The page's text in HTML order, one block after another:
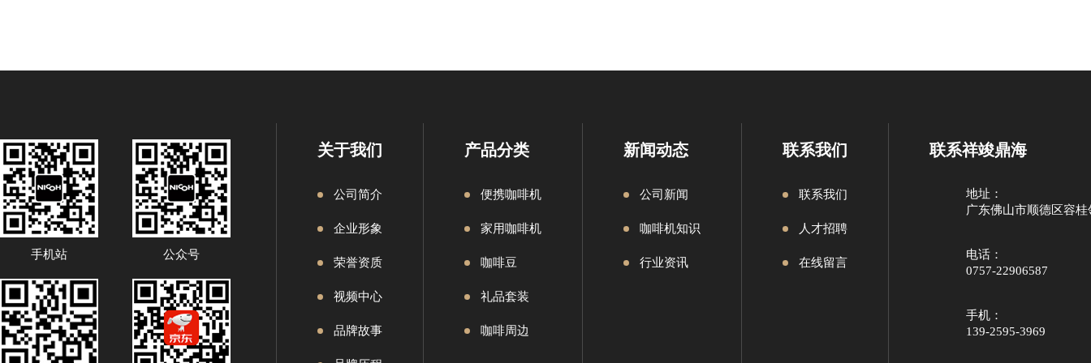
手机站 公众号
关于我们
公司简介
企业形象
荣誉资质
视频中心
品牌故事
产品分类
便携咖啡机
家用咖啡机
咖啡豆
礼品套装
咖啡周边
新闻动态
公司新闻
咖啡机知识
行业资讯
联系我们
联系我们
人才招聘
在线留言
联系祥竣鼎海
地址：
广东佛山市顺德区容
电话：
0757-22906587
手机：
139-2595-3969